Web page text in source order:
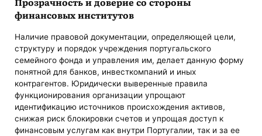
финансовых институтов
Наличие правовой документации, определяющей цели,
структуру и порядок учреждения португальского
семейного фонда и управления им, делает данную форму
понятной для банков, инвесткомпаний и иных
контрагентов. Юридически выверенные правила
функционирования организации упрощают
идентификацию источников происхождения активов,
снижая риск блокировки счетов и упрощая доступ к
финансовым услугам как внутри Португалии, так и за ее